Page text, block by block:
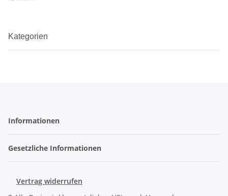
Kategorien
Informationen
Gesetzliche Informationen
Vertrag widerrufen